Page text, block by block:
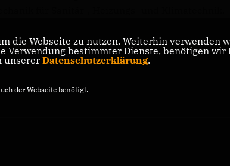
die Webseite zu nutzen. Weiterhin
Verwendung bestimmter Dienste, benötigen
unserer Datenschutzerklärung.
der Webseite benötigt.